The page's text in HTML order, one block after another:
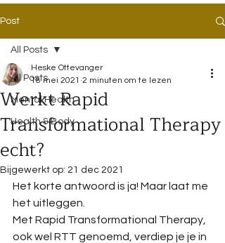
Post
All Posts
Mental Health
Health & Body
All Posts
Werkt Rapid
Transformational Therapy
echt?
Heske Ottevanger
18 mei 2021 2 minuten om te lezen
Bijgewerkt op: 21 dec 2021
Het korte antwoord is ja! Maar laat me
het uitleggen.
Met Rapid Transformational Therapy,
ook wel RTT genoemd, verdiep je je in